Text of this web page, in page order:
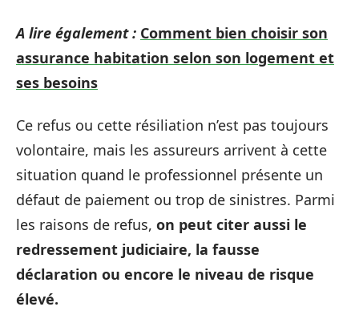
A lire également : Comment bien choisir son
assurance habitation selon son logement et
ses besoins
Ce refus ou cette résiliation n’est pas toujours
volontaire, mais les assureurs arrivent à cette
situation quand le professionnel présente un
défaut de paiement ou trop de sinistres. Parmi
les raisons de refus, on peut citer aussi le
redressement judiciaire, la fausse
déclaration ou encore le niveau de risque
élevé.